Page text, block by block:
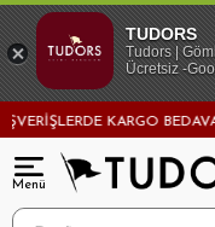
KARGO BEDAVA! -
TUDORS
Tudors |
Ücretsiz -